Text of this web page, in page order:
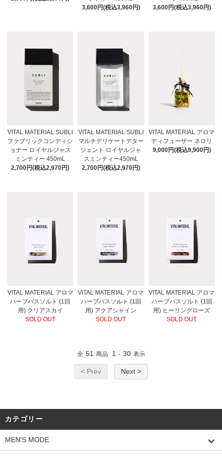
3,600円(税込3,960円)
3,600円(税込3,960円)
VITAL MATERIAL SUBLI
ファブリックコンディシ
ョナー ロイヤルジャス
ミンティー 450mL
2,700円(税込2,970円)
VITAL MATERIAL SUBLI
マルチデリケートデター
ジェント ロイヤルジャ
スミンティー450mL
2,700円(税込2,970円)
VITAL MATERIAL アロマ
ディフューザー ネロリ
9,000円(税込9,900円)
VITAL MATERIAL アロマ
ハーブバスソルト (1回
用) クリアスカイ
SOLD OUT
VITAL MATERIAL アロマ
ハーブバスソルト (1回
用) アクアシャイン
SOLD OUT
VITAL MATERIAL アロマ
ハーブバスソルト (1回
用) ヒーリングローズ
SOLD OUT
全 51 商品 1 - 30 表示
< Prev Next >
カテゴリー
MEN'S MODE